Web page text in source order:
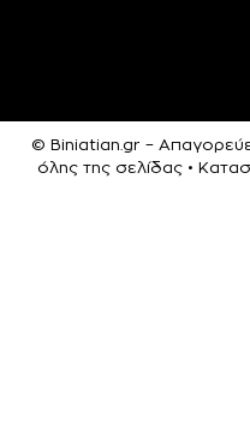
© Biniatian.gr –
όλης της σελίδας •